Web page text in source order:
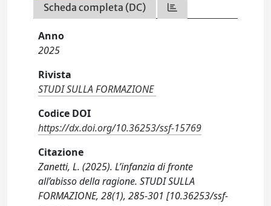
Scheda completa (DC)
Anno
2025
Rivista
STUDI SULLA FORMAZIONE
Codice DOI
https://dx.doi.org/10.36253/ssf-15769
Citazione
Zanetti, L. (2025). L’infanzia di fronte
all’abisso della ragione. STUDI SULLA
FORMAZIONE, 28(1), 285-301 [10.36253/ssf-